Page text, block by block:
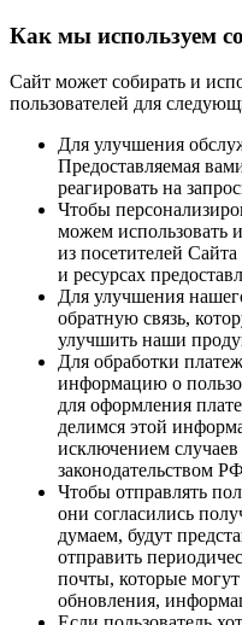
Как мы используем
Сайт может собирать и
пользователей для
Для улучшения
Предоставляемая
реагировать на
Чтобы
можем использовать
из посетителей
и ресурсах
Для улучшения
обратную связь,
улучшить наши
Для обработки
информацию о
для оформления
делимся этой
исключением
законодательством
Чтобы отправлять
они согласились
думаем, будут
отправить
почты, которые
обновления,